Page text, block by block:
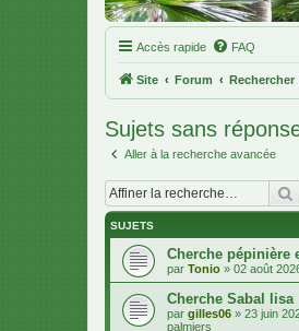
Accès rapide FAQ
Site Forum Rechercher
Sujets sans
Aller à la recherche avancée
SUJETS
Cherche pépinière
par Tonio » 02 août
Cherche Sabal lisa
par gilles06 » 23 juin
palmiers